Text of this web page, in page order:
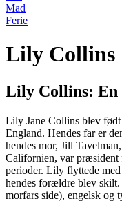
Mad
Ferie
Lily Collins
Lily Collins: En
Lily Jane Collins blev
England. Hendes far er
hendes mor, Jill
Californien, var
perioder. Lily flyttede
hendes forældre blev
morfars side), engelsk og